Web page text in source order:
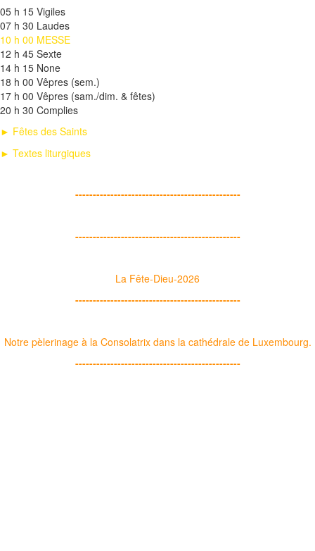
05 h 15 Vigiles
07 h 30 Laudes
10 h 00 MESSE
12 h 45 Sexte
14 h 15 None
18 h 00 Vêpres (sem.)
17 h 00 Vêpres (sam./dim. & fêtes)
20 h 30 Complies
► Fêtes des Saints
► Textes liturgiques
-----------------------------------------------
-----------------------------------------------
La Fête-Dieu-2026
-----------------------------------------------
Notre pèlerinage à la Consolatrix dans la cathédrale de Luxembourg.
-----------------------------------------------